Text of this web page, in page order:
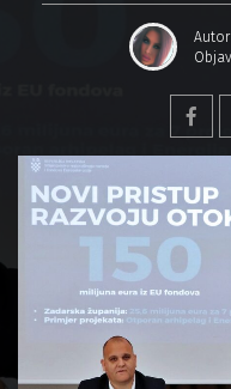
Autor